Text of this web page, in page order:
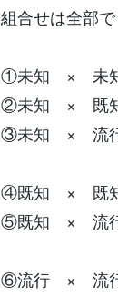
組合せは全部
①未知 × 未知
②未知 × 既知
③未知 × 流行
④既知 × 既知
⑤既知 × 流行
⑥流行 × 流行